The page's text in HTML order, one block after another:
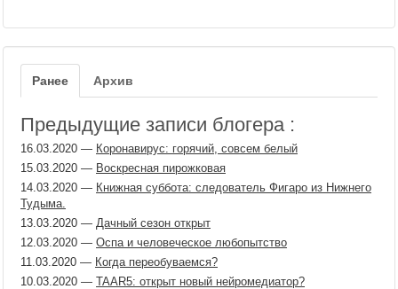
Ранее Архив
Предыдущие записи блогера :
16.03.2020 — Коронавирус: горячий, совсем белый
15.03.2020 — Воскресная пирожковая
14.03.2020 — Книжная суббота: следователь Фигаро из Нижнего
Тудыма.
13.03.2020 — Дачный сезон открыт
12.03.2020 — Оспа и человеческое любопытство
11.03.2020 — Когда переобуваемся?
10.03.2020 — TAAR5: открыт новый нейромедиатор?